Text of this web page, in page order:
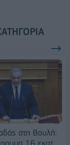
στη Βουλή:
16 εκατ.